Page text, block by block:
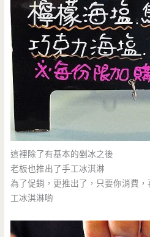
這裡除了有基本的剉冰之後
老板也推出了手工冰淇淋
為了促銷，更推出了，只要你消費
工冰淇淋喲